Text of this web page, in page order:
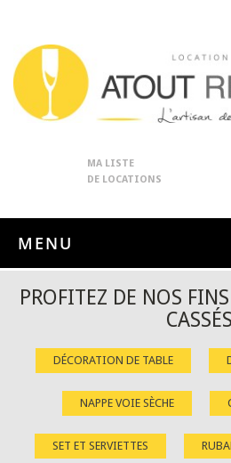
MA LISTE
DE LOCATIONS
MENU
PROFITEZ DE NOS
CASSÉS
DÉCORATION DE TABLE
NAPPE VOIE SÈCHE
SET ET SERVIETTES